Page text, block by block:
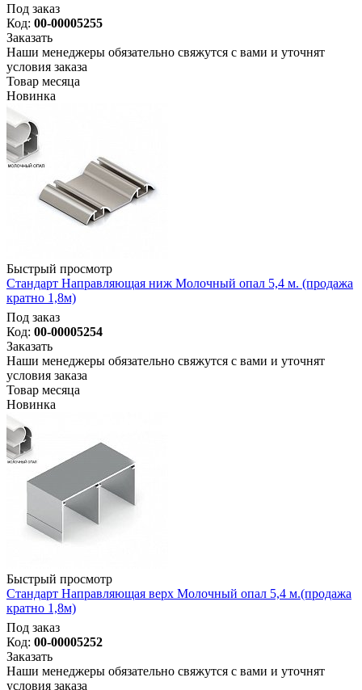
Под заказ
Код: 00-00005255
Заказать
Наши менеджеры обязательно свяжутся с вами и уточнят
условия заказа
Товар месяца
Новинка
Быстрый просмотр
Стандарт Направляющая ниж Молочный опал 5,4 м. (продажа
кратно 1,8м)
Под заказ
Код: 00-00005254
Заказать
Наши менеджеры обязательно свяжутся с вами и уточнят
условия заказа
Товар месяца
Новинка
Быстрый просмотр
Стандарт Направляющая верх Молочный опал 5,4 м.(продажа
кратно 1,8м)
Под заказ
Код: 00-00005252
Заказать
Наши менеджеры обязательно свяжутся с вами и уточнят
условия заказа